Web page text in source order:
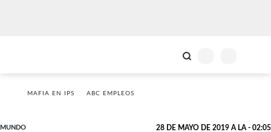
MAFIA EN IPS ABC EMPLEOS
MUNDO 28 DE MAYO DE 2019 A LA - 02:05